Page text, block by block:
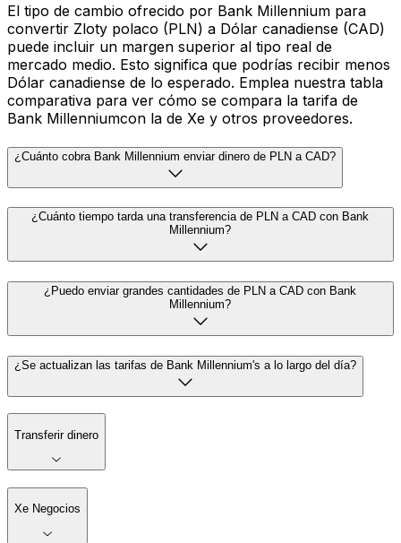
El tipo de cambio ofrecido por Bank Millennium para
convertir Zloty polaco (PLN) a Dólar canadiense (CAD)
puede incluir un margen superior al tipo real de
mercado medio. Esto significa que podrías recibir menos
Dólar canadiense de lo esperado. Emplea nuestra tabla
comparativa para ver cómo se compara la tarifa de
Bank Millenniumcon la de Xe y otros proveedores.
¿Cuánto cobra Bank Millennium enviar dinero de PLN a CAD?
¿Cuánto tiempo tarda una transferencia de PLN a CAD con Bank
Millennium?
¿Puedo enviar grandes cantidades de PLN a CAD con Bank
Millennium?
¿Se actualizan las tarifas de Bank Millennium's a lo largo del día?
Transferir dinero
Xe Negocios